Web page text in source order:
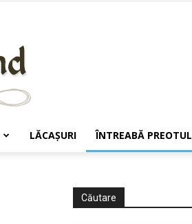
LĂCAŞURI ÎNTREABĂ PREOTUL
Căutare